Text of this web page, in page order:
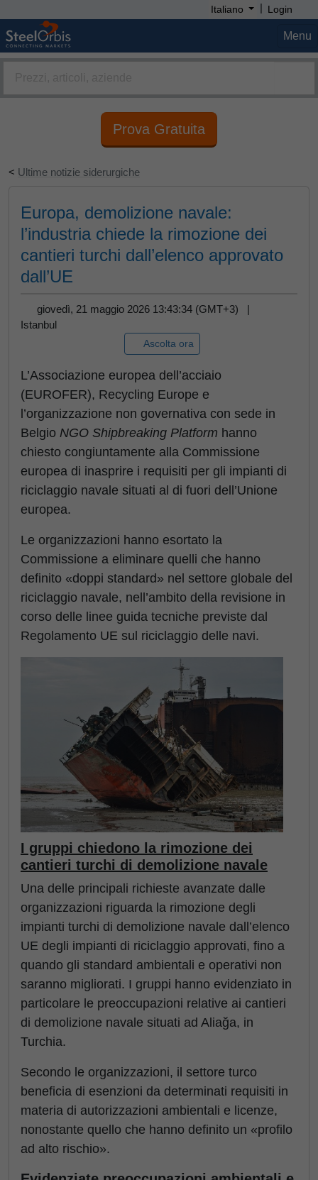
Italiano | Login
Menu
Prova Gratuita
< Ultime notizie siderurgiche
Europa, demolizione navale:
l’industria chiede la rimozione dei
cantieri turchi dall’elenco approvato
dall’UE
giovedì, 21 maggio 2026 13:43:34 (GMT+3) |
Istanbul
Ascolta ora
L’Associazione europea dell’acciaio
(EUROFER), Recycling Europe e
l’organizzazione non governativa con sede in
Belgio NGO Shipbreaking Platform hanno
chiesto congiuntamente alla Commissione
europea di inasprire i requisiti per gli impianti di
riciclaggio navale situati al di fuori dell’Unione
europea.
Le organizzazioni hanno esortato la
Commissione a eliminare quelli che hanno
definito «doppi standard» nel settore globale del
riciclaggio navale, nell’ambito della revisione in
corso delle linee guida tecniche previste dal
Regolamento UE sul riciclaggio delle navi.
I gruppi chiedono la rimozione dei
cantieri turchi di demolizione navale
Una delle principali richieste avanzate dalle
organizzazioni riguarda la rimozione degli
impianti turchi di demolizione navale dall’elenco
UE degli impianti di riciclaggio approvati, fino a
quando gli standard ambientali e operativi non
saranno migliorati. I gruppi hanno evidenziato in
particolare le preoccupazioni relative ai cantieri
di demolizione navale situati ad Aliağa, in
Turchia.
Secondo le organizzazioni, il settore turco
beneficia di esenzioni da determinati requisiti in
materia di autorizzazioni ambientali e licenze,
nonostante quello che hanno definito un «profilo
ad alto rischio».